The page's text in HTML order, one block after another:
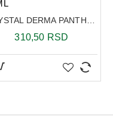
310,50 RSD